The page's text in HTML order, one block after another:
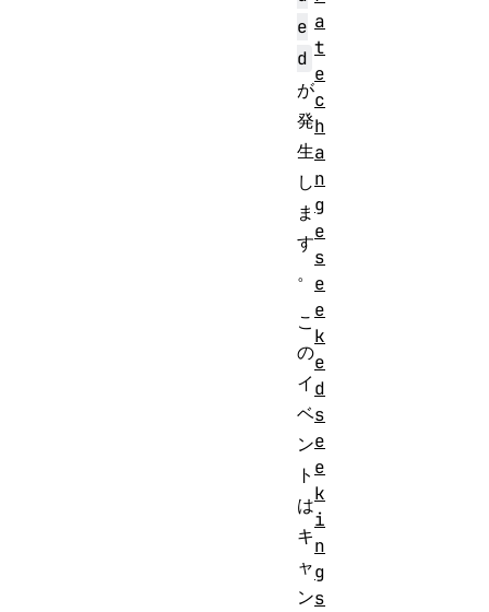
e
d
が
発
生
し
ま
す
。
こ
の
イ
ベ
ン
ト
は
キ
ャ
ン
a
t
e
c
h
a
n
g
e
s
e
e
k
e
d
s
e
e
k
i
n
g
s